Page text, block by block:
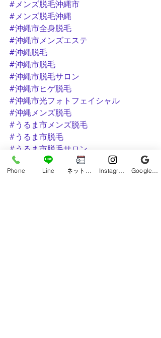
#メンズ脱毛沖縄市
#メンズ脱毛沖縄
#沖縄市全身脱毛
#沖縄市メンズエステ
#沖縄脱毛
#沖縄市脱毛
#沖縄市脱毛サロン
#沖縄市ヒゲ脱毛
#沖縄市光フォトフェイシャル
#沖縄メンズ脱毛
#うるま市メンズ脱毛
#うるま市脱毛
#うるま市脱毛サロン
【公式アカウント】
Phone Line